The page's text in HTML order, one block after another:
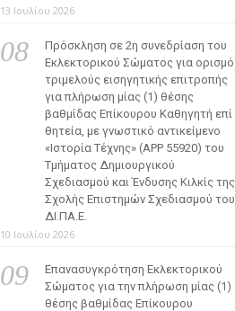
13 Ιουλίου 2026
Πρόσκληση σε 2η συνεδρίαση του
Εκλεκτορικού Σώματος για ορισμό
τριμελούς εισηγητικής επιτροπής
για πλήρωση μίας (1) θέσης
βαθμίδας Επίκουρου Καθηγητή επί
θητεία, με γνωστικό αντικείμενο
«Ιστορία Τέχνης» (ΑΡΡ 55920) του
Τμήματος Δημιουργικού
Σχεδιασμού και Ένδυσης Κιλκίς της
Σχολής Επιστημών Σχεδιασμού του
ΔΙ.ΠΑ.Ε.
10 Ιουλίου 2026
Επανασυγκρότηση Εκλεκτορικού
Σώματος για την πλήρωση μίας (1)
θέσης βαθμίδας Επίκουρου